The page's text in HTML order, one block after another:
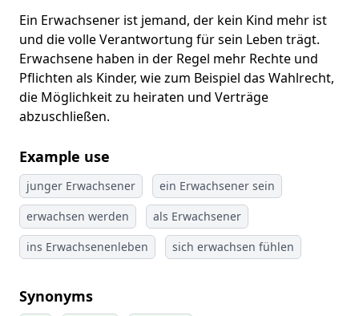
Ein Erwachsener ist jemand, der kein Kind mehr ist
und die volle Verantwortung für sein Leben trägt.
Erwachsene haben in der Regel mehr Rechte und
Pflichten als Kinder, wie zum Beispiel das Wahlrecht,
die Möglichkeit zu heiraten und Verträge
abzuschließen.
Example use
junger Erwachsener
ein Erwachsener sein
erwachsen werden
als Erwachsener
ins Erwachsenenleben
sich erwachsen fühlen
Synonyms